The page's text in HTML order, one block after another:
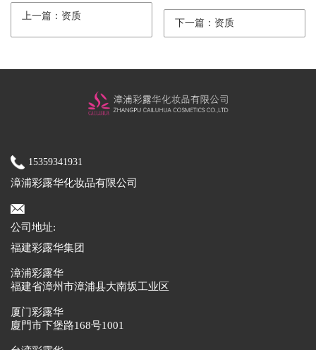
上一篇：资质
下一篇：资质
15359341931
漳浦彩露华化妆品有限公司
公司地址:
福建彩露华集团
漳浦彩露华
福建省漳州市漳浦县大南坂工业区
厦门彩露华
廈門市下堡路168号1001